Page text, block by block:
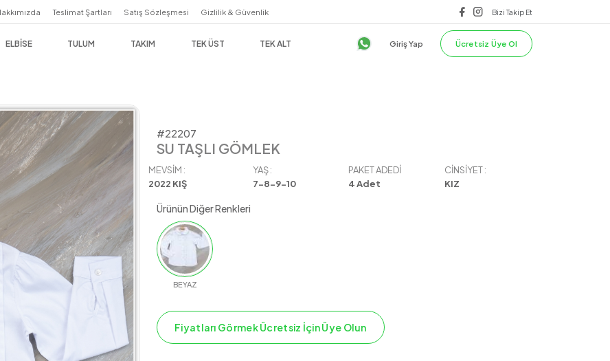
Hakkımızda Teslimat Şartları Satış Sözleşmesi
ELBİSE TULUM TAKIM TEK ÜST TEK ALT
#22207
SU TAŞLI GÖMLEK
MEVSIM :
2022 KIŞ
YAŞ :
7-8-9-10
PAKET ADEDI
4Adet
CINSIYET :
KIZ
Ürünün Diğer Renkleri
BEYAZ
Fiyatları Görmek Ücretsiz İçin Üye Olun